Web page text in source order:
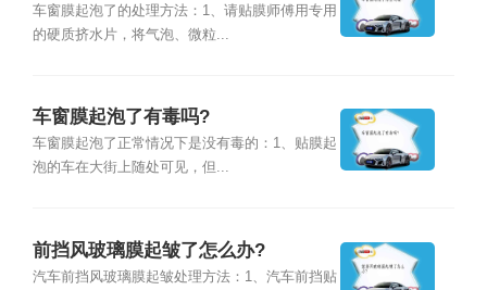
车窗膜起泡了的处理方法：1、请贴膜师傅用专用
的硬质挤水片，将气泡、微粒...
车窗膜起泡了有毒吗?
车窗膜起泡了正常情况下是没有毒的：1、贴膜起
泡的车在大街上随处可见，但...
前挡风玻璃膜起皱了怎么办?
汽车前挡风玻璃膜起皱处理方法：1、汽车前挡贴